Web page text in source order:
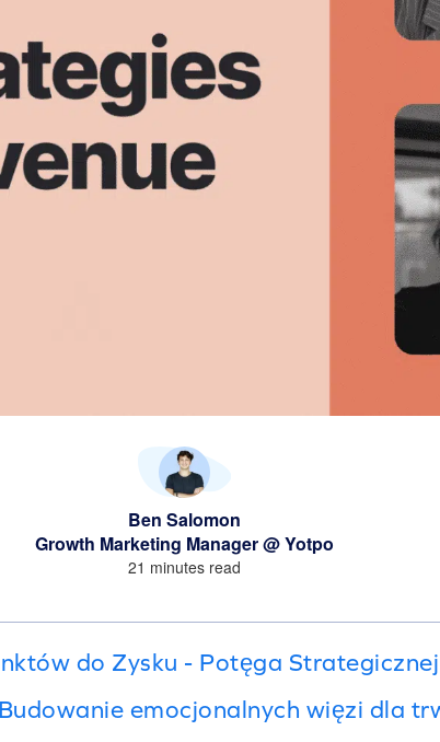
Ben Salomon
Growth Marketing Manager @ Yotpo
21 minutes read
do Zysku - Potęga
emocjonalnych więzi dla